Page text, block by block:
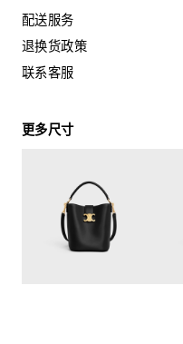
建议您：
- 防止潮湿；避免接触液体
如果您的手袋不慎接触到水
的浅色吸水布轻轻擦拭；
痕，可使用柔软的干布轻轻
配送服务
退换货政策
联系客服
更多尺寸